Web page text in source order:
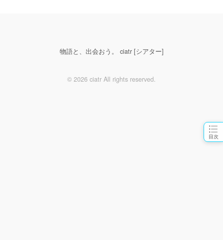
目次
物語と、出会おう。 ciatr [シアター]
© 2026 ciatr All rights reserved.